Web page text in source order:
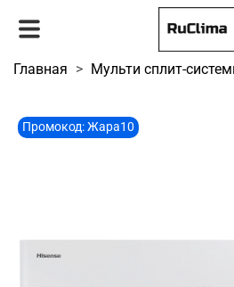
Главная Мульти сплит-
Промокод: Жара10